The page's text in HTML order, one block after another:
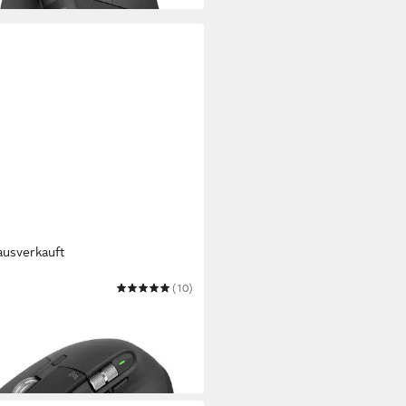
(10)
mtl. in 12 Raten
Werktagen bei dir